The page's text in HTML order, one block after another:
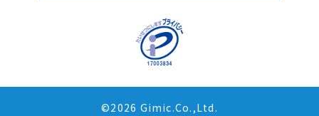
©2026 Gimic.Co.,Ltd.